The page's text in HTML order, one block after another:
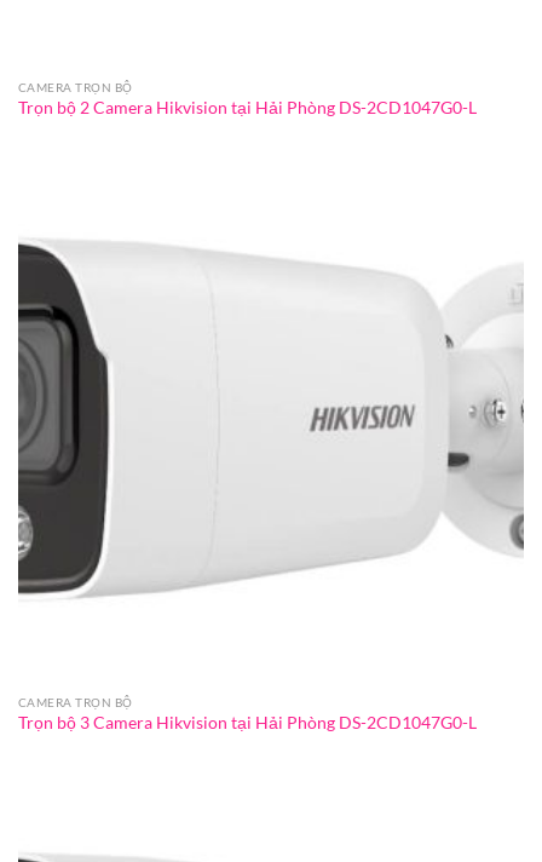
CAMERA TRỌN BỘ
Trọn bộ 2 Camera Hikvision tại Hải Phòng DS-2CD1047G0-L
CAMERA TRỌN BỘ
Trọn bộ 3 Camera Hikvision tại Hải Phòng DS-2CD1047G0-L